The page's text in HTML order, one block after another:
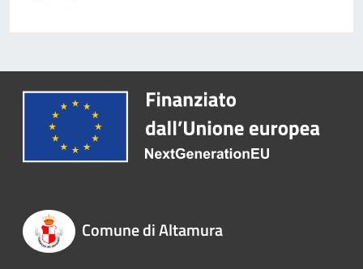
Comune di Altamura